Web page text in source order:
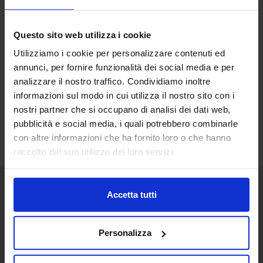
Questo sito web utilizza i cookie
Utilizziamo i cookie per personalizzare contenuti ed
annunci, per fornire funzionalità dei social media e per
analizzare il nostro traffico. Condividiamo inoltre
informazioni sul modo in cui utilizza il nostro sito con i
nostri partner che si occupano di analisi dei dati web,
pubblicità e social media, i quali potrebbero combinarle
con altre informazioni che ha fornito loro o che hanno
raccolto dal suo utilizzo dei loro servizi.
Accetta tutti
Personalizza